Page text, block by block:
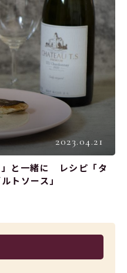
2023.04.21
」と一緒に レシピ「タ
トソース」